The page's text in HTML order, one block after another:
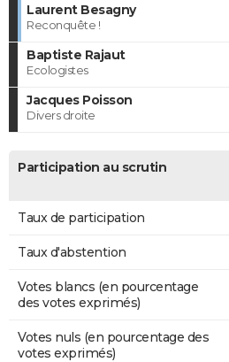
Laurent Besagny
Reconquête !
Baptiste Rajaut
Ecologistes
Jacques Poisson
Divers droite
Participation au scrutin
Taux de participation
Taux d'abstention
Votes blancs (en pourcentage
des votes exprimés)
Votes nuls (en pourcentage des
votes exprimés)